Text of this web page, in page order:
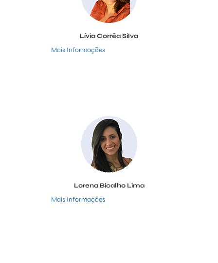
Lívia Corrêa Silva
Mais Informações
Lorena Bicalho Lima
Mais Informações